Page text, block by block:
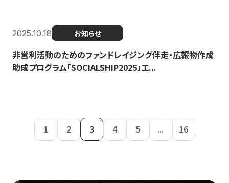
2025.10.18 お知らせ
非営利活動のためのファンドレイジング伴走・広報物作成
助成プログラム「SOCIALSHIP2025」エ...
1 2 3 4 5 ... 16